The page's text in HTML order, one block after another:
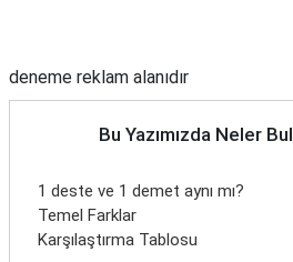
deneme reklam alanıdır
Bu Yazımızda Neler
1 deste ve 1 demet aynı mı?
Temel Farklar
Karşılaştırma Tablosu